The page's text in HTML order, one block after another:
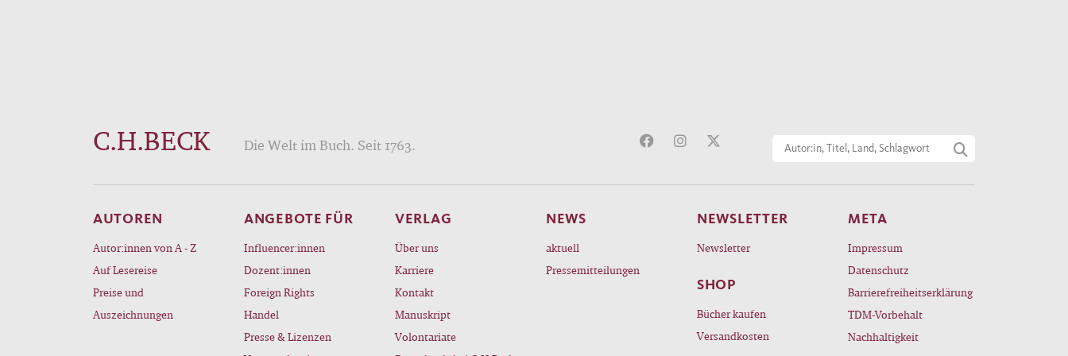
C.H.BECK Die Welt im Buch. Seit 1763.
AUTOREN
Autor:innen von A - Z
Auf Lesereise
Preise und
Auszeichnungen
ANGEBOTE FÜR
Influencer:innen
Dozent:innen
Foreign Rights
Handel
Presse & Lizenzen
VERLAG
Über uns
Karriere
Kontakt
Manuskript
Volontariate
NEWS
aktuell
Pressemitteilungen
NEWSLETTER
Newsletter
SHOP
Bücher kaufen
Versandkosten
META
Impressum
Datenschutz
Barrierefreiheitserklärung
TDM-Vorbehalt
Nachhaltigkeit